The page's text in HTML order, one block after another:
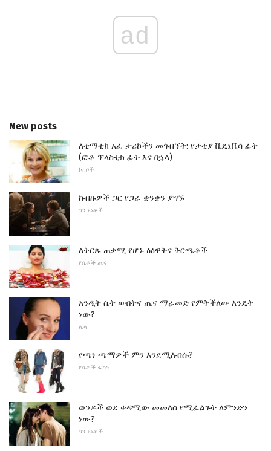
ad
New posts
ለቲማቲክ አፈ ታሪኮችን መጎብኘት: የታቲያ ቬዴኔቬሳ ፊት
(ፎቶ ፕላስቲክ ፊት እና በኋላ)
ኮከቦች
ከብዙዎች ጋር የጋራ ቋንቋን ያግኙ
ግንኙነቶች
ለቅርጹ ጠቃሚ የሆኑ ዕፅዋትና ቅርጫቶች
የሴቶች ጤና
አንዲት ሴት ውበትና ጤና ማራመድ የምትችለው እንዴት
ነው?
ሌላ
የጫነ ጫማዎች ምን እንደሚለብሱ?
የሴቶች ፋሽን
ወንዶች ወደ ቀዳሚው መመለስ የሚፈልጉት ለምንድን
ነው?
ግንኙነቶች